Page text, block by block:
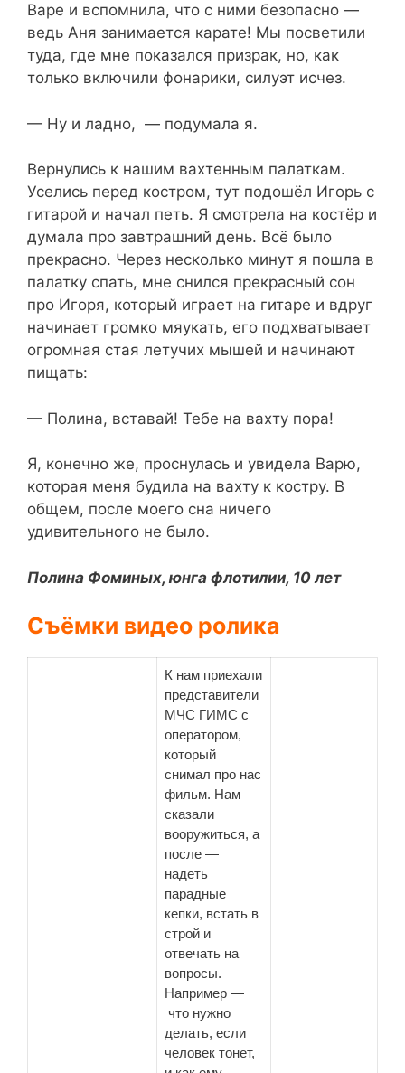
Варе и вспомнила, что с ними безопасно —
ведь Аня занимается карате! Мы посветили
туда, где мне показался призрак, но, как
только включили фонарики, силуэт исчез.
— Ну и ладно, — подумала я.
Вернулись к нашим вахтенным палаткам.
Уселись перед костром, тут подошёл Игорь с
гитарой и начал петь. Я смотрела на костёр и
думала про завтрашний день. Всё было
прекрасно. Через несколько минут я пошла в
палатку спать, мне снился прекрасный сон
про Игоря, который играет на гитаре и вдруг
начинает громко мяукать, его подхватывает
огромная стая летучих мышей и начинают
пищать:
— Полина, вставай! Тебе на вахту пора!
Я, конечно же, проснулась и увидела Варю,
которая меня будила на вахту к костру. В
общем, после моего сна ничего
удивительного не было.
Полина Фоминых, юнга флотилии, 10 лет
Съёмки видео ролика
К нам приехали
представители
МЧС ГИМС с
оператором,
который
снимал про нас
фильм. Нам
сказали
вооружиться, а
после —
надеть
парадные
кепки, встать в
строй и
отвечать на
вопросы.
Например —
что нужно
делать, если
человек тонет,